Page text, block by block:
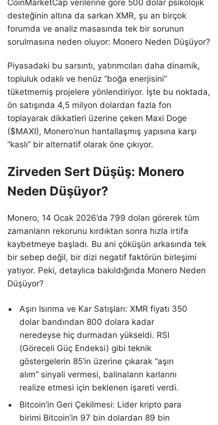
CoinMarketCap verilerine göre 500 dolar psikolojik
desteğinin altına da sarkan XMR, şu an birçok
forumda ve analiz masasında tek bir sorunun
sorulmasına neden oluyor: Monero Neden Düşüyor?
Piyasadaki bu sarsıntı, yatırımcıları daha dinamik,
topluluk odaklı ve henüz “boğa enerjisini”
tüketmemiş projelere yönlendiriyor. İşte bu noktada,
ön satışında 4,5 milyon dolardan fazla fon
toplayarak dikkatleri üzerine çeken Maxi Doge
($MAXI), Monero’nun hantallaşmış yapısına karşı
“kaslı” bir alternatif olarak öne çıkıyor.
Zirveden Sert Düşüş: Monero
Neden Düşüyor?
Monero, 14 Ocak 2026’da 799 doları görerek tüm
zamanların rekorunu kırdıktan sonra hızla irtifa
kaybetmeye başladı. Bu ani çöküşün arkasında tek
bir sebep değil, bir dizi negatif faktörün birleşimi
yatıyor. Peki, detaylıca bakıldığında Monero Neden
Düşüyor?
Aşırı Isınma ve Kar Satışları: XMR fiyatı 350
dolar bandından 800 dolara kadar
neredeyse hiç durmadan yükseldi. RSI
(Göreceli Güç Endeksi) gibi teknik
göstergelerin 85’in üzerine çıkarak “aşırı
alım” sinyali vermesi, balinaların karlarını
realize etmesi için beklenen işareti verdi.
Bitcoin’in Geri Çekilmesi: Lider kripto para
birimi Bitcoin’in 97 bin dolardan 89 bin